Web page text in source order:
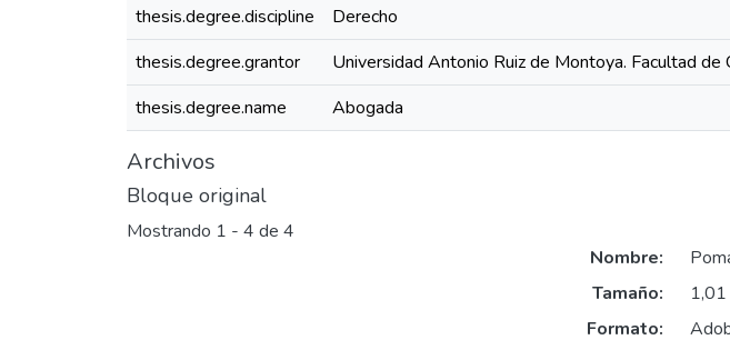
thesis.degree.discipline
Derecho
thesis.degree.grantor
Universidad Antonio Ruiz de Montoya. Facultad de
thesis.degree.name
Abogada
Archivos
Bloque original
Mostrando 1 - 4 de 4
Nombre:
Tamaño:
Formato: